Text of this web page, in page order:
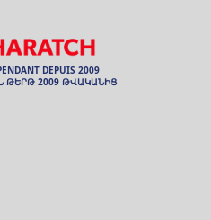
DEPUIS 2009
ԹԵՐԹ 2009 ԹՎԱԿԱՆԻՑ